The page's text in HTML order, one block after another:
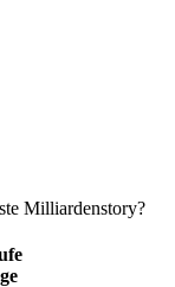
Milliardenstory?